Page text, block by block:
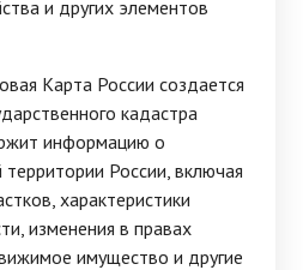
и других элементов
Карта России создается
кадастра
информацию о
России, включая
характеристики
изменения в правах
имущество и другие